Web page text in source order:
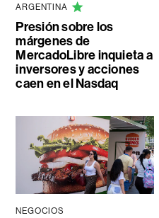
ARGENTINA
Presión sobre los
márgenes de
MercadoLibre inquieta a
inversores y acciones
caen en el Nasdaq
NEGOCIOS